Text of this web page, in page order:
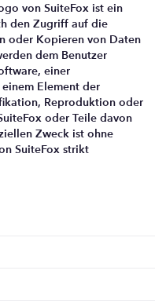
von SuiteFox ist ein
den Zugriff auf die
oder Kopieren von Daten
dem Benutzer
einer
Element der
Reproduktion oder
oder Teile davon
Zweck ist ohne
SuiteFox strikt